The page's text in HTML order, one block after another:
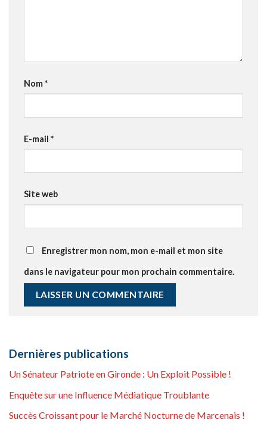
Nom*
E-mail *
Site web
Enregistrer mon nom, mon e-mail et mon site
dans le navigateur pour mon prochain commentaire.
Dernières publications
Un Sénateur Patriote en Gironde : Un Exploit Possible !
Enquête sur une Influence Médiatique Troublante
Succès Croissant pour le Marché Nocturne de Marcenais !